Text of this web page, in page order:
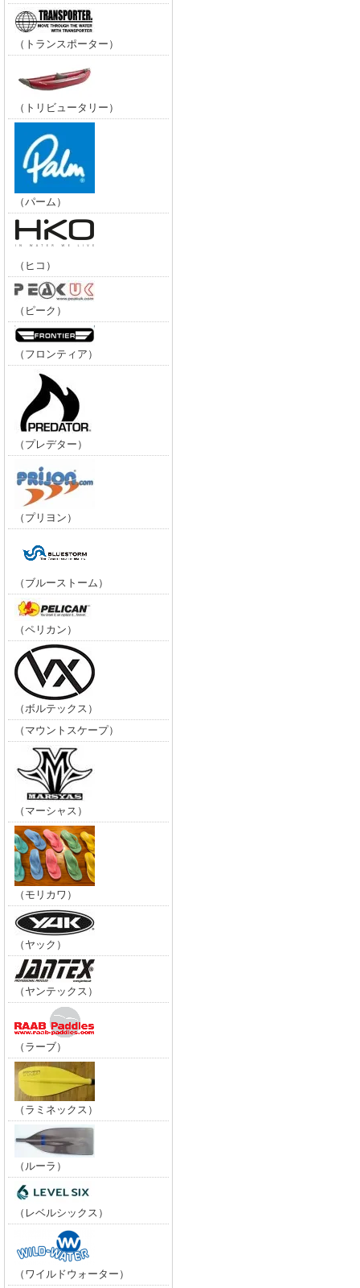
（トランスポーター）
（トリビュータリー）
（パーム）
（ヒコ）
（ピーク）
（フロンティア）
（プレデター）
（プリヨン）
（ブルーストーム）
（ペリカン）
（ボルテックス）
（マウントスケープ）
（マーシャス）
（モリカワ）
（ヤック）
（ヤンテックス）
（ラーブ）
（ラミネックス）
（ルーラ）
（レベルシックス）
（ワイルドウォーター）